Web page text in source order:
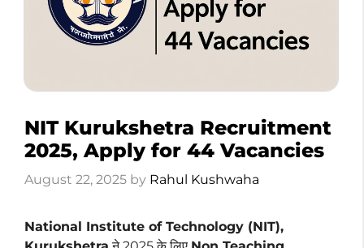
NIT Kurukshetra Recruitment
2025, Apply for 44 Vacancies
August 22, 2025 by Rahul Kushwaha
National Institute of Technology (NIT),